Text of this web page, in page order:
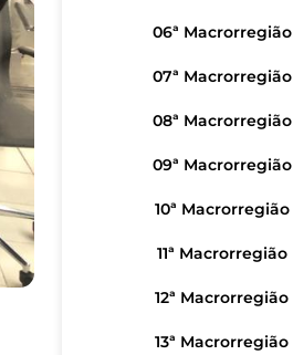
06ª Macrorregião
07ª Macrorregião
08ª Macrorregião
09ª Macrorregião
10ª Macrorregião
11ª Macrorregião
12ª Macrorregião
13ª Macrorregião